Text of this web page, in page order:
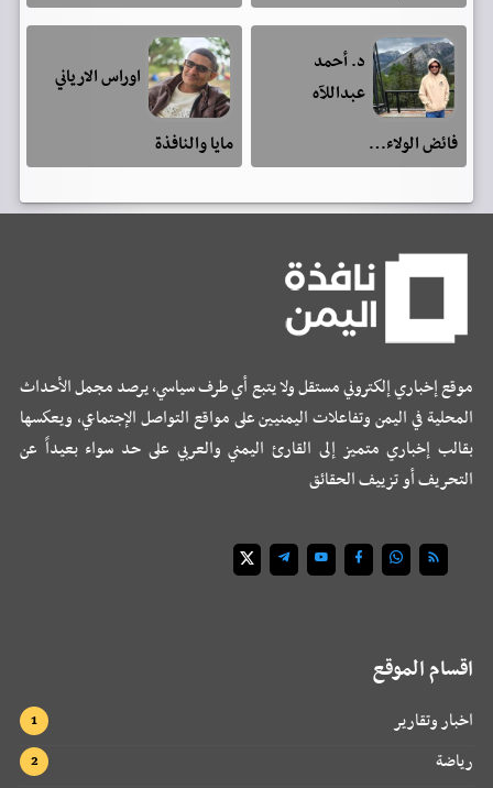
د. أحمد
عبداللآه
فائض الولاء…
اوراس الارياني
مايا والنافذة
موقع إخباري إلكتروني مستقل ولا يتبع أي طرف سياسي، يرصد مجمل الأحداث
المحلية في اليمن وتفاعلات اليمنيين على مواقع التواصل الإجتماعي، ويعكسها
بقالب إخباري متميز إلى القارئ اليمني والعربي على حد سواء بعيداً عن
التحريف أو تزييف الحقائق
اقسام الموقع
اخبار وتقارير
رياضة